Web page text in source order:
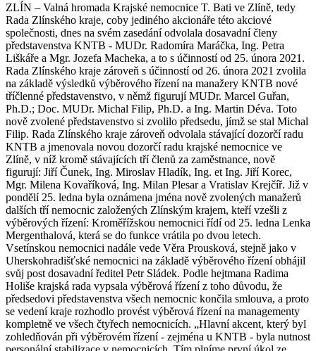
ZLÍN – Valná hromada Krajské nemocnice T. Bati ve Zlíně, tedy
Rada Zlínského kraje, coby jediného akcionáře této akciové
společnosti, dnes na svém zasedání odvolala dosavadní členy
představenstva KNTB - MUDr. Radomíra Maráčka, Ing. Petra
Liškáře a Mgr. Jozefa Macheka, a to s účinností od 25. února 2021.
Rada Zlínského kraje zároveň s účinností od 26. února 2021 zvolila
na základě výsledků výběrového řízení na manažery KNTB nové
tříčlenné představenstvo, v němž figurují MUDr. Marcel Guřan,
Ph.D.; Doc. MUDr. Michal Filip, Ph.D. a Ing. Martin Déva. Toto
nově zvolené představenstvo si zvolilo předsedu, jímž se stal Michal
Filip. Rada Zlínského kraje zároveň odvolala stávající dozorčí radu
KNTB a jmenovala novou dozorčí radu krajské nemocnice ve
Zlíně, v níž kromě stávajících tří členů za zaměstnance, nově
figurují: Jiří Čunek, Ing. Miroslav Hladík, Ing. et Ing. Jiří Korec,
Mgr. Milena Kovaříková, Ing. Milan Plesar a Vratislav Krejčíř. Již v
pondělí 25. ledna byla oznámena jména nově zvolených manažerů
dalších tří nemocnic založených Zlínským krajem, kteří vzešli z
výběrových řízení: Kroměřížskou nemocnici řídí od 25. ledna Lenka
Mergenthalová, která se do funkce vrátila po dvou letech.
Vsetínskou nemocnici nadále vede Věra Prousková, stejně jako v
Uherskohradišťské nemocnici na základě výběrového řízení obhájil
svůj post dosavadní ředitel Petr Sládek. Podle hejtmana Radima
Holiše krajská rada vypsala výběrová řízení z toho důvodu, že
předsedovi představenstva všech nemocnic končila smlouva, a proto
se vedení kraje rozhodlo provést výběrová řízení na managementy
kompletně ve všech čtyřech nemocnicích. „Hlavní akcent, který byl
zohledňován při výběrovém řízení - zejména u KNTB - byla nutnost